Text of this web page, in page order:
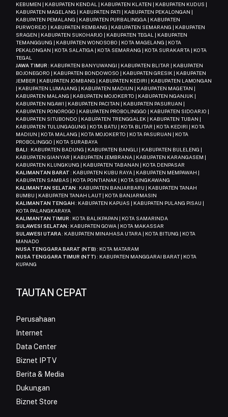
KEBUMEN | KABUPATEN KENDAL | KABUPATEN KLATEN | KABUPATEN KUDUS |
KABUPATEN MAGELANG | KABUPATEN PATI | KABUPATEN PEKALONGAN |
KABUPATEN PEMALANG | KABUPATEN PURBALINGGA | KABUPATEN
PURWOREJO | KABUPATEN REMBANG | KABUPATEN SEMARANG | KABUPATEN
SRAGEN | KABUPATEN SUKOHARJO | KABUPATEN TEGAL | KABUPATEN
TEMANGGUNG | KABUPATEN WONOSOBO | KOTA MAGELANG | KOTA
PEKALONGAN | KOTA SALATIGA | KOTA SEMARANG | KOTA SURAKARTA | KOTA
TEGAL
JAWA TIMUR : KABUPATEN BANYUWANGI | KABUPATEN BLITAR | KABUPATEN
BOJONEGORO | KABUPATEN BONDOWOSO | KABUPATEN GRESIK | KABUPATEN
JEMBER | KABUPATEN JOMBANG | KABUPATEN KEDIRI | KABUPATEN LAMONGAN
| KABUPATEN LUMAJANG | KABUPATEN MADIUN | KABUPATEN MAGETAN |
KABUPATEN MALANG | KABUPATEN MOJOKERTO | KABUPATEN NGANJUK |
KABUPATEN NGAWI | KABUPATEN PACITAN | KABUPATEN PASURUAN |
KABUPATEN PONOROGO | KABUPATEN PROBOLINGGO | KABUPATEN SIDOARJO |
KABUPATEN SITUBONDO | KABUPATEN TRENGGALEK | KABUPATEN TUBAN |
KABUPATEN TULUNGAGUNG | KOTA BATU | KOTA BLITAR | KOTA KEDIRI | KOTA
MADIUN | KOTA MALANG | KOTA MOJOKERTO | KOTA PASURUAN | KOTA
PROBOLINGGO | KOTA SURABAYA
BALI : KABUPATEN BADUNG | KABUPATEN BANGLI | KABUPATEN BULELENG |
KABUPATEN GIANYAR | KABUPATEN JEMBRANA | KABUPATEN KARANGASEM |
KABUPATEN KLUNGKUNG | KABUPATEN TABANAN | KOTA DENPASAR
KALIMANTAN BARAT : KABUPATEN KUBU RAYA | KABUPATEN MEMPAWAH |
KABUPATEN SAMBAS | KOTA PONTIANAK | KOTA SINGKAWANG
KALIMANTAN SELATAN : KABUPATEN BANJARBARU | KABUPATEN TANAH
BUMBU | KABUPATEN TANAH LAUT | KOTA BANJARMASIN
KALIMANTAN TENGAH : KABUPATEN KAPUAS | KABUPATEN PULANG PISAU |
KOTA PALANGKARAYA
KALIMANTAN TIMUR : KOTA BALIKPAPAN | KOTA SAMARINDA
SULAWESI SELATAN : KABUPATEN GOWA | KOTA MAKASSAR
SULAWESI UTARA: KABUPATEN MINAHASA UTARA | KOTA BITUNG | KOTA
MANADO
NUSA TENGGARA BARAT (NTB) : KOTA MATARAM
NUSA TENGGARA TIMUR (NTT) : KABUPATEN MANGGARAI BARAT | KOTA
KUPANG
TAUTAN CEPAT
Perusahaan
Internet
Data Center
Biznet IPTV
Berita & Media
Dukungan
Biznet Store